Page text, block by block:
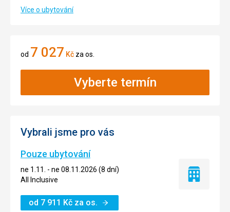
Více o ubytování
od 7 027 Kč za os.
Vyberte termín
Vybrali jsme pro vás
Pouze ubytování
ne 1.11. - ne 08.11.2026 (8 dní)
All Inclusive
od 7 911 Kč za os.
Pouze